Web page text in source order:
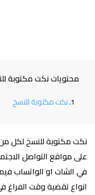
محتويات نكت مكتوبة
نكت مكتوبة للنسخ
نكت مكتوبة للنسخ لكل
على مواقع التواصل
في الشات او الواتساب
انواع تقضية وقت